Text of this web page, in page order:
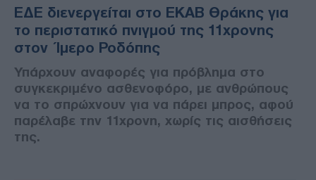
ΕΔΕ διενεργείται στο ΕΚΑΒ Θράκης για
το περιστατικό πνιγμού της 11χρονης
στον Ίμερο Ροδόπης
Υπάρχουν αναφορές για πρόβλημα στο
συγκεκριμένο ασθενοφόρο, με ανθρώπους
να το σπρώχνουν για να πάρει μπρος, αφού
παρέλαβε την 11χρονη, χωρίς τις αισθήσεις
της.